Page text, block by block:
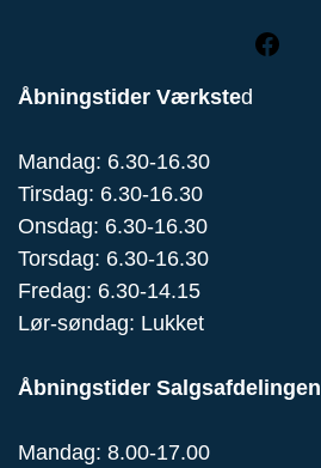
Åbningstider Værksted
Mandag: 6.30-16.30
Tirsdag: 6.30-16.30
Onsdag: 6.30-16.30
Torsdag: 6.30-16.30
Fredag: 6.30-14.15
Lør-søndag: Lukket
Åbningstider Salgsafdelingen
Mandag: 8.00-17.00